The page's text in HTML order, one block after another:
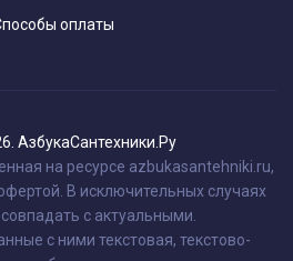
АзбукаСантехники.Ру
на ресурсе azbukasantehniki.ru,
В исключительных случаях
с актуальными.
с ними текстовая, текстово-